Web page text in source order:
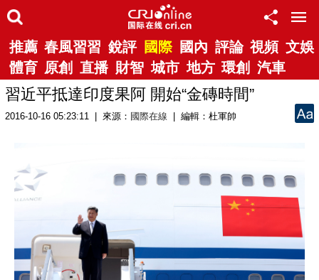
推薦 春風習習 銳評 國際 國內 評論 視頻 文娛
體育 原創 直播 財智 城市 地方 環創 汽車
習近平抵達印度果阿 開始“金磚時間”
2016-10-16 05:23:11 | 來源： 國際在線 | 編輯：杜軍帥